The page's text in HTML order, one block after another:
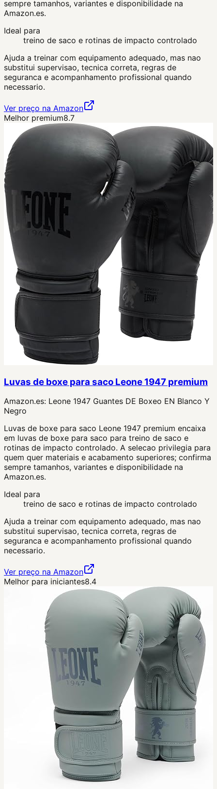
sempre tamanhos, variantes e disponibilidade na
Amazon.es.
Ideal para
treino de saco e rotinas de impacto controlado
Ajuda a treinar com equipamento adequado, mas nao
substitui supervisao, tecnica correta, regras de
seguranca e acompanhamento profissional quando
necessario.
Ver preço na Amazon
Melhor premium8.7
Luvas de boxe para saco Leone 1947 premium
Amazon.es: Leone 1947 Guantes DE Boxeo EN Blanco Y
Negro
Luvas de boxe para saco Leone 1947 premium encaixa
em luvas de boxe para saco para treino de saco e
rotinas de impacto controlado. A selecao privilegia para
quem quer materiais e acabamento superiores; confirma
sempre tamanhos, variantes e disponibilidade na
Amazon.es.
Ideal para
treino de saco e rotinas de impacto controlado
Ajuda a treinar com equipamento adequado, mas nao
substitui supervisao, tecnica correta, regras de
seguranca e acompanhamento profissional quando
necessario.
Ver preço na Amazon
Melhor para iniciantes8.4